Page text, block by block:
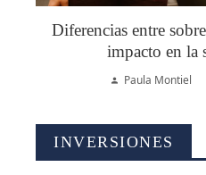
Diferencias entre
impacto en la
Paula Montiel
INVERSIONES